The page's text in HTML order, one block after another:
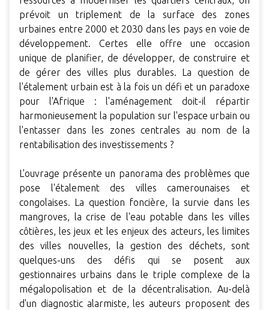
prévoit un triplement de la surface des zones
urbaines entre 2000 et 2030 dans les pays en voie de
développement. Certes elle offre une occasion
unique de planifier, de développer, de construire et
de gérer des villes plus durables. La question de
l'étalement urbain est à la fois un défi et un paradoxe
pour l'Afrique : l'aménagement doit-il répartir
harmonieusement la population sur l'espace urbain ou
l'entasser dans les zones centrales au nom de la
rentabilisation des investissements ?
L'ouvrage présente un panorama des problèmes que
pose l'étalement des villes camerounaises et
congolaises. La question foncière, la survie dans les
mangroves, la crise de l'eau potable dans les villes
côtières, les jeux et les enjeux des acteurs, les limites
des villes nouvelles, la gestion des déchets, sont
quelques-uns des défis qui se posent aux
gestionnaires urbains dans le triple complexe de la
mégalopolisation et de la décentralisation. Au-delà
d'un diagnostic alarmiste, les auteurs proposent des